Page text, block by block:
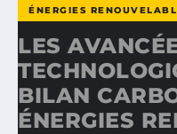
ÉNERGIES
LES
BILAN
ÉNERGIES